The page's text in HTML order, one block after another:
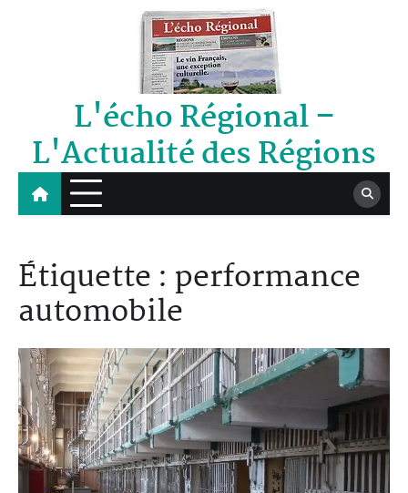
L'écho Régional –
L'Actualité des Régions
Étiquette : performance
automobile